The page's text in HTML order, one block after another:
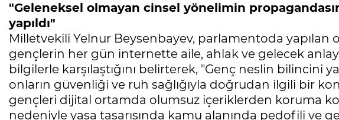
"Geleneksel olmayan cinsel yönelimin
yapıldı"
Milletvekili Yelnur Beysenbayev, parlamentoda yapılan
gençlerin her gün internette aile, ahlak ve gelecek
bilgilerle karşılaştığını belirterek, "Genç neslin bilincini
onların güvenliği ve ruh sağlığıyla doğrudan ilgili bir
gençleri dijital ortamda olumsuz içeriklerden koruma
nedeniyle yasa tasarısında kamu alanında pedofili ve